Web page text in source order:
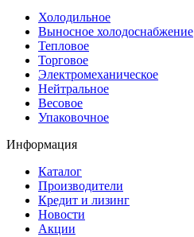
Холодильное
Выносное холодоснабжение
Тепловое
Торговое
Электромеханическое
Нейтральное
Весовое
Упаковочное
Информация
Каталог
Производители
Кредит и лизинг
Новости
Акции